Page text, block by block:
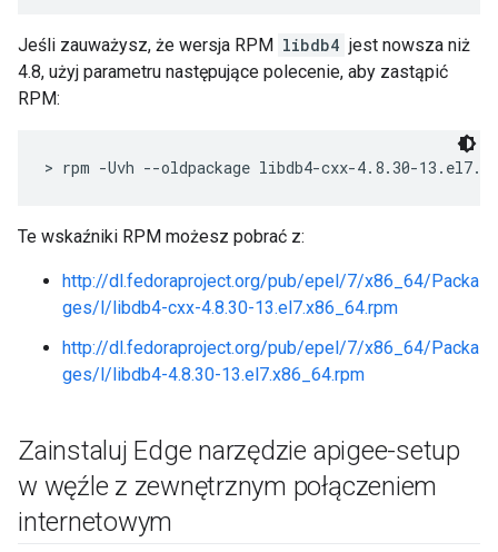
Jeśli zauważysz, że wersja RPM libdb4 jest nowsza niż
4.8, użyj parametru następujące polecenie, aby zastąpić
RPM:
> rpm -Uvh --oldpackage libdb4-cxx-4.8.30-
Te wskaźniki RPM możesz pobrać z:
http://dl.fedoraproject.org/pub/epel/7/x86_64/Packa
ges/l/libdb4-cxx-4.8.30-13.el7.x86_64.rpm
http://dl.fedoraproject.org/pub/epel/7/x86_64/Packa
ges/l/libdb4-4.8.30-13.el7.x86_64.rpm
Zainstaluj Edge narzędzie apigee-setup
w węźle z zewnętrznym połączeniem
internetowym